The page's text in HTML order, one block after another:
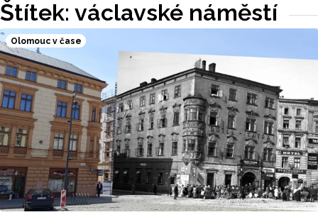
Štítek: václavské náměstí
Olomouc v čase